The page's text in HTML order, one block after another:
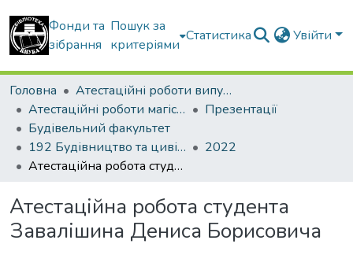
Фонди та
зібрання
Пошук за
критеріями
Статистика Увійти
Головна
Атестаційні роботи випускників
Атестаційні роботи магістрів
Презентації
Будівельний факультет
192 Будівництво та цивільна інженерія. Промислове і цивільне будівництво
2022
Атестаційна робота студента Завалішина Дениса Борисовича
Атестаційна робота студента
Завалішина Дениса Борисовича